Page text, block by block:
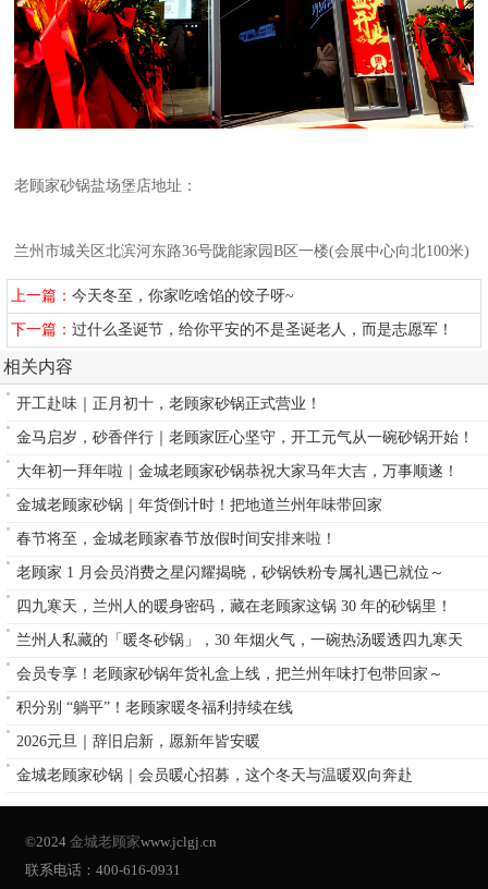
老顾家砂锅盐场堡店地址：
兰州市城关区北滨河东路36号陇能家园B区一楼(会展中心向北100米)
上一篇：今天冬至，你家吃啥馅的饺子呀~
下一篇：过什么圣诞节，给你平安的不是圣诞老人，而是志愿军！
相关内容
开工赴味｜正月初十，老顾家砂锅正式营业！
金马启岁，砂香伴行｜老顾家匠心坚守，开工元气从一碗砂锅开始！
大年初一拜年啦｜金城老顾家砂锅恭祝大家马年大吉，万事顺遂！
金城老顾家砂锅｜年货倒计时！把地道兰州年味带回家
春节将至，金城老顾家春节放假时间安排来啦！
老顾家 1 月会员消费之星闪耀揭晓，砂锅铁粉专属礼遇已就位～
四九寒天，兰州人的暖身密码，藏在老顾家这锅 30 年的砂锅里！
兰州人私藏的「暖冬砂锅」，30 年烟火气，一碗热汤暖透四九寒天
会员专享！老顾家砂锅年货礼盒上线，把兰州年味打包带回家～
积分别 “躺平”！老顾家暖冬福利持续在线
2026元旦｜辞旧启新，愿新年皆安暖
金城老顾家砂锅｜会员暖心招募，这个冬天与温暖双向奔赴
©2024金城老顾家www.jclgj.cn
联系电话：400-616-0931